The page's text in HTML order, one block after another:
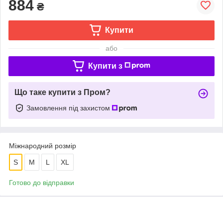
884 ₴
Купити
або
Купити з
Що таке купити з Пром?
Замовлення під захистом
Міжнародний розмір
S M L XL
Готово до відправки